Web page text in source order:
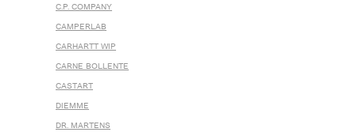
C.P. COMPANY
CAMPERLAB
CARHARTT WIP
CARNE BOLLENTE
CASTART
DIEMME
DR. MARTENS